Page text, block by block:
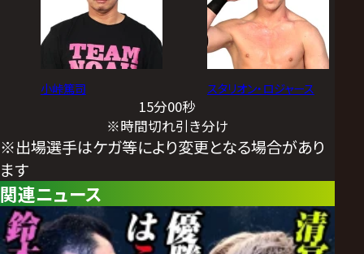
小峠篤司 スタリオン・ロジャース
15分00秒
※時間切れ引き分け
※出場選手はケガ等により変更となる場合があり
ます
関連ニュース